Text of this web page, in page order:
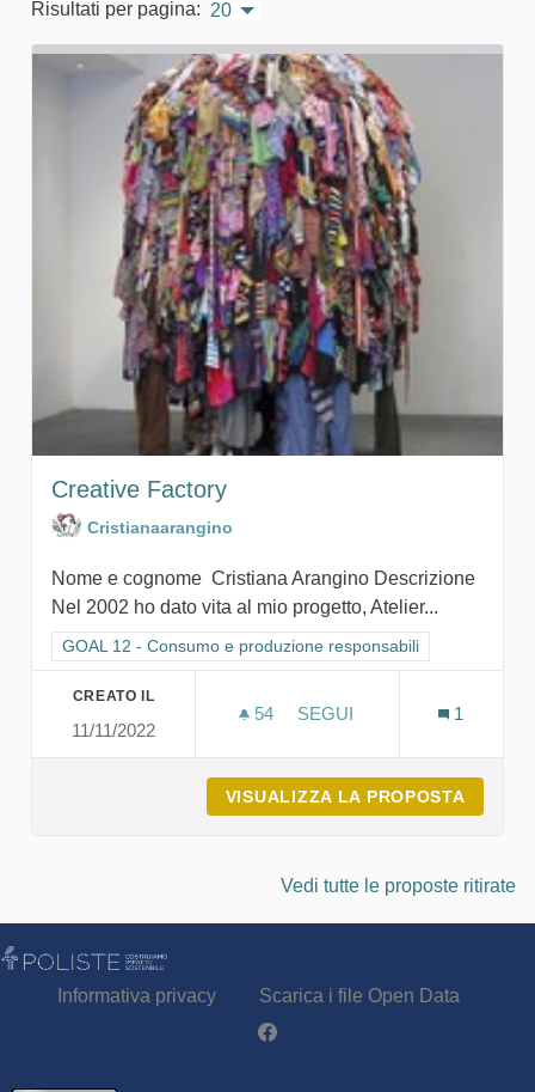
Risultati per pagina: 20
Creative Factory
Cristianaarangino
Nome e cognome Cristiana Arangino Descrizione
Nel 2002 ho dato vita al mio progetto, Atelier...
Filtra i risultati per categoria: GOAL 12 - Consumo e
GOAL 12 - Consumo e produzione responsabili
CREATO IL
11/11/2022
54 54 SOSTENITORI
SEGUI
1
VISUALIZZA LA PROPOSTA
Vedi tutte le proposte ritirate
Informativa privacy
Scarica i file Open Data
Partecipa - Poliste su Facebook